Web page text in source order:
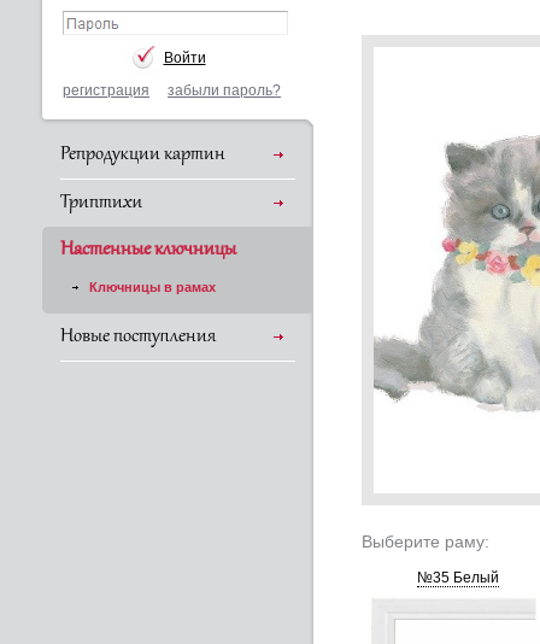
регистрация забыли пароль?
Репродукции картин
Триптихи
Настенные ключницы
Ключницы в рамах
Новые поступления
Выберите раму:
№35 Белый